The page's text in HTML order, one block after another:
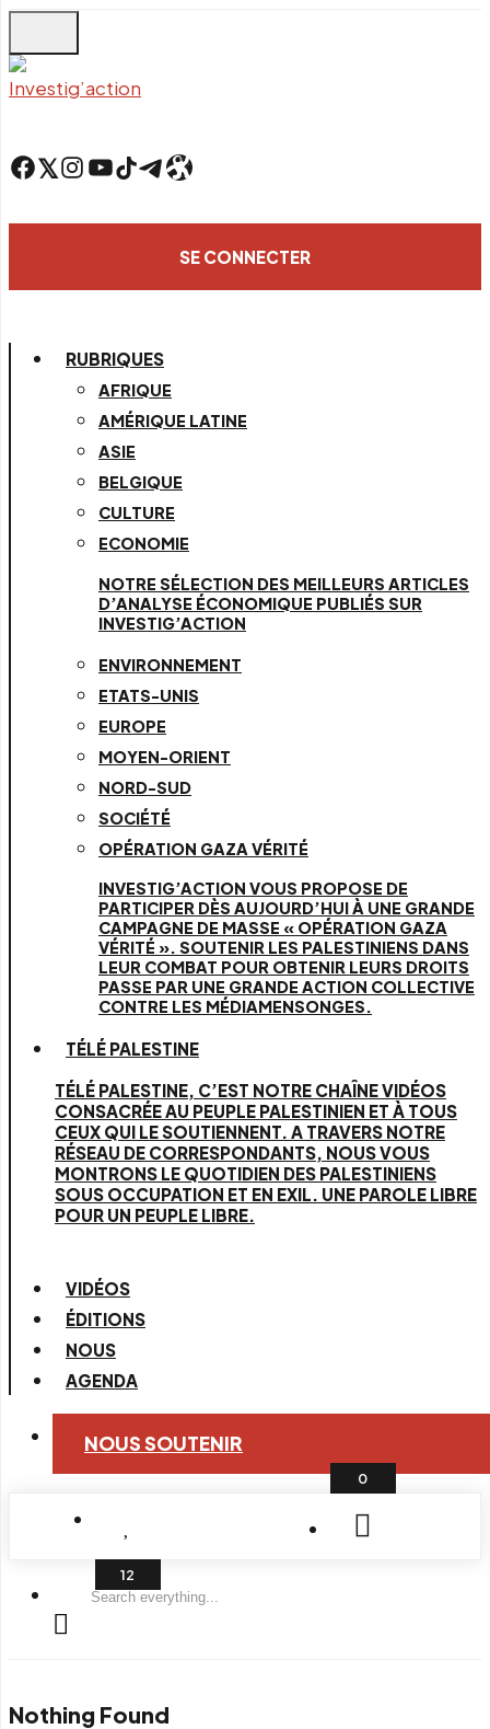
to
main
Facebook Twitter Instagram YouTube TikTok TelegramLien
SE CONNECTER
RUBRIQUES
AFRIQUE
AMÉRIQUE LATINE
ASIE
BELGIQUE
CULTURE
ECONOMIE
NOTRE SÉLECTION DES MEILLEURS ARTICLES
D’ANALYSE ÉCONOMIQUE PUBLIÉS SUR
INVESTIG’ACTION
ENVIRONNEMENT
ETATS-UNIS
EUROPE
MOYEN-ORIENT
NORD-SUD
SOCIÉTÉ
OPÉRATION GAZA VÉRITÉ
INVESTIG’ACTION VOUS PROPOSE DE
PARTICIPER DÈS AUJOURD’HUI À UNE GRANDE
CAMPAGNE DE MASSE « OPÉRATION GAZA
VÉRITÉ ». SOUTENIR LES PALESTINIENS DANS
LEUR COMBAT POUR OBTENIR LEURS DROITS
PASSE PAR UNE GRANDE ACTION COLLECTIVE
CONTRE LES MÉDIAMENSONGES.
TÉLÉ PALESTINE
TÉLÉ PALESTINE, C’EST NOTRE CHAÎNE VIDÉOS
CONSACRÉE AU PEUPLE PALESTINIEN ET À TOUS
CEUX QUI LE SOUTIENNENT. A TRAVERS NOTRE
RÉSEAU DE CORRESPONDANTS, NOUS VOUS
MONTRONS LE QUOTIDIEN DES PALESTINIENS
SOUS OCCUPATION ET EN EXIL. UNE PAROLE LIBRE
POUR UN PEUPLE LIBRE.
VIDÉOS
ÉDITIONS
NOUS
AGENDA
NOUS SOUTENIR
0
Search
Nothing Found